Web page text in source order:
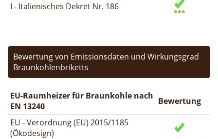
I - Italienisches Dekret Nr. 186
Bewertung von Emissionsdaten und Wirkungsgrad
Braunkohlenbriketts
EU-Raumheizer für Braunkohle nach
EN 13240
Bewertung
EU - Verordnung (EU) 2015/1185
(Ökodesign)